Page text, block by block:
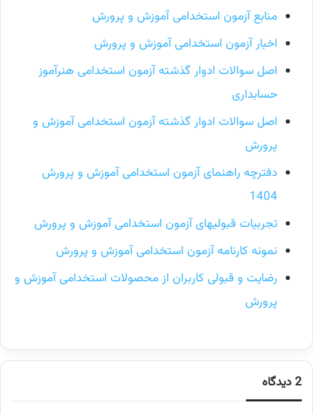
منابع آزمون استخدامی آموزش و پرورش
اخبار آزمون استخدامی آموزش و پرورش
اصل سوالات ادوار گذشته آزمون استخدامی هنرآموز
حسابداری
اصل سوالات ادوار گذشته آزمون استخدامی آموزش و
پرورش
دفترچه راهنمای آزمون استخدامی آموزش و پرورش
1404
تجربیات قبولیهای آزمون استخدامی آموزش و پرورش
نمونه کارنامه آزمون استخدامی آموزش و پرورش
رضایت و قبولی کاربران از محصولات استخدامی آموزش و
پرورش
2 دیدگاه